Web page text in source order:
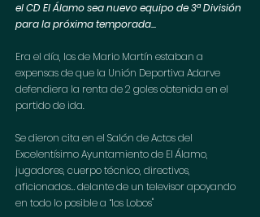
el CD El Álamo sea nuevo equipo de 3ª División
para la próxima temporada...
Era el día, los de Mario Martín estaban a
expensas de que la Unión Deportiva Adarve
defendiera la renta de 2 goles obtenida en el
partido de ida.
Se dieron cita en el Salón de Actos del
Excelentísimo Ayuntamiento de El Álamo,
jugadores, cuerpo técnico, directivos,
aficionados… delante de un televisor apoyando
en todo lo posible a “los Lobos"